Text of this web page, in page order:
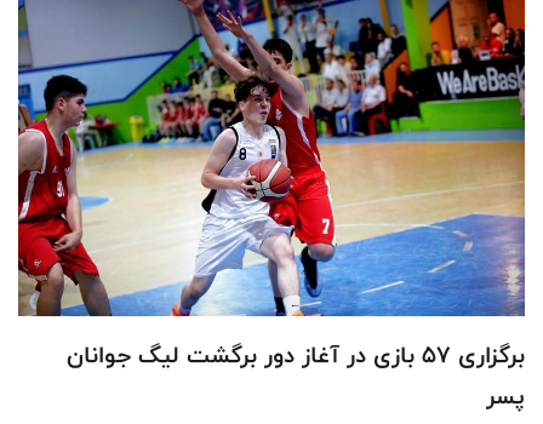
برگزاری ۵۷ بازی در آغاز دور برگشت لیگ جوانان
پسر